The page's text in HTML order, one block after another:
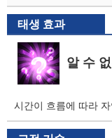
태생 효과
알 수
시간이 흐름에 따라